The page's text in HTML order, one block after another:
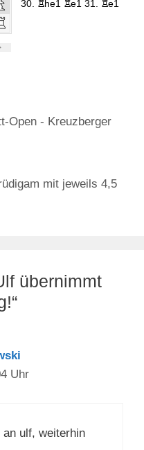
Open - Kreuzberger
mit jeweils 4,5
übernimmt
Uhr
ulf, weiterhin